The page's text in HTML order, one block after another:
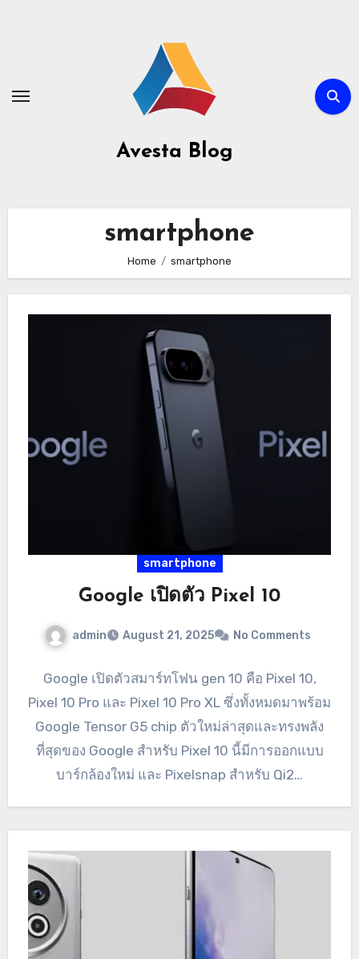
Avesta Blog
smartphone
Home smartphone
smartphone
Google เปิดตัว Pixel 10
admin August 21, 2025 No Comments
Google เปิดตัวสมาร์ทโฟน gen 10 คือ Pixel 10,
Pixel 10 Pro และ Pixel 10 Pro XL ซึ่งทั้งหมดมาพร้อม
Google Tensor G5 chip ตัวใหม่ล่าสุดและทรงพลัง
ที่สุดของ Google สำหรับ Pixel 10 นี้มีการออกแบบ
บาร์กล้องใหม่ และ Pixelsnap สำหรับ Qi2…